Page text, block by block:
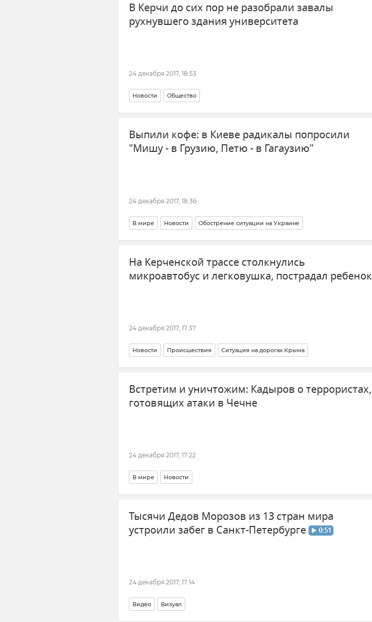
В Керчи до сих пор не разобрали завалы
рухнувшего здания университета
24 декабря 2017, 18:53
Новости Общество
Выпили кофе: в Киеве радикалы попросили
"Мишу - в Грузию, Петю - в Гагаузию"
24 декабря 2017, 18:36
В мире Новости Обострение ситуации на Украине
На Керченской трассе столкнулись
микроавтобус и легковушка, пострадал ребенок
24 декабря 2017, 17:37
Новости Происшествия Ситуация на дорогах Крыма
Встретим и уничтожим: Кадыров о террористах,
готовящих атаки в Чечне
24 декабря 2017, 17:22
В мире Новости
Тысячи Дедов Морозов из 13 стран мира
устроили забег в Санкт-Петербурге
0:51
24 декабря 2017, 17:14
Видео Визуал